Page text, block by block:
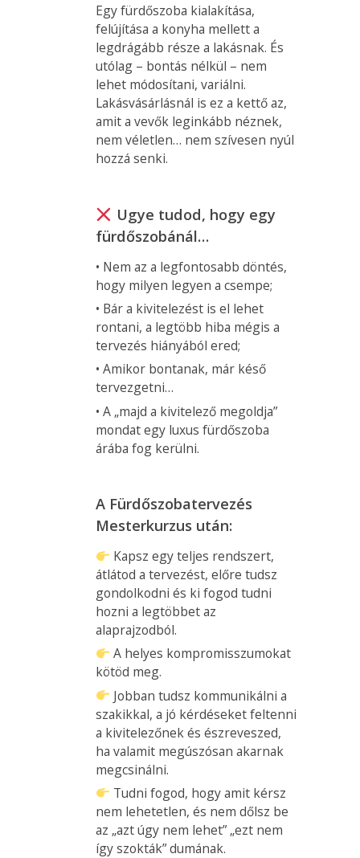
Egy fürdőszoba kialakítása,
felújítása a konyha mellett a
legdrágább része a lakásnak. És
utólag – bontás nélkül – nem
lehet módosítani, variálni.
Lakásvásárlásnál is ez a kettő az,
amit a vevők leginkább néznek,
nem véletlen… nem szívesen nyúl
hozzá senki.
Ugye tudod, hogy egy
fürdőszobánál…
• Nem az a legfontosabb döntés,
hogy milyen legyen a csempe;
• Bár a kivitelezést is el lehet
rontani, a legtöbb hiba mégis a
tervezés hiányából ered;
• Amikor bontanak, már késő
tervezgetni…
• A „majd a kivitelező megoldja”
mondat egy luxus fürdőszoba
árába fog kerülni.
A Fürdőszobatervezés
Mesterkurzus után:
Kapsz egy teljes rendszert,
átlátod a tervezést, előre tudsz
gondolkodni és ki fogod tudni
hozni a legtöbbet az
alaprajzodból.
A helyes kompromisszumokat
kötöd meg.
Jobban tudsz kommunikálni a
szakikkal, a jó kérdéseket feltenni
a kivitelezőnek és észreveszed,
ha valamit megúszósan akarnak
megcsinálni.
Tudni fogod, hogy amit kérsz
nem lehetetlen, és nem dőlsz be
az „azt úgy nem lehet” „ezt nem
így szokták” dumának.